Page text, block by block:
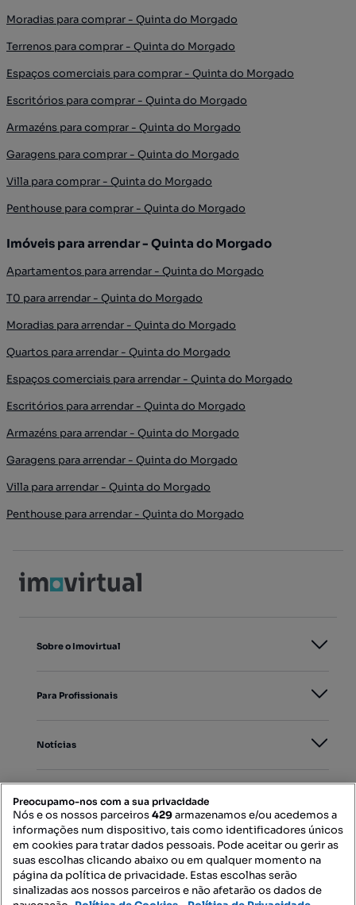
Moradias para comprar - Quinta do Morgado
Terrenos para comprar - Quinta do Morgado
Espaços comerciais para comprar - Quinta do Morgado
Escritórios para comprar - Quinta do Morgado
Armazéns para comprar - Quinta do Morgado
Garagens para comprar - Quinta do Morgado
Villa para comprar - Quinta do Morgado
Penthouse para comprar - Quinta do Morgado
Imóveis para arrendar - Quinta do Morgado
Apartamentos para arrendar - Quinta do Morgado
T0 para arrendar - Quinta do Morgado
Moradias para arrendar - Quinta do Morgado
Quartos para arrendar - Quinta do Morgado
Espaços comerciais para arrendar - Quinta do Morgado
Escritórios para arrendar - Quinta do Morgado
Armazéns para arrendar - Quinta do Morgado
Garagens para arrendar - Quinta do Morgado
Villa para arrendar - Quinta do Morgado
Penthouse para arrendar - Quinta do Morgado
Sobre o Imovirtual
Para Profissionais
Notícias
Mapa do Site
Contacte-nos
Preocupamo-nos com a sua privacidade
Nós e os nossos parceiros429armazenamos e/ou acedemos a
informações num dispositivo, tais como identificadores únicos
em cookies para tratar dados pessoais. Pode aceitar ou gerir as
suas escolhas clicando abaixo ou em qualquer momento na
página da política de privacidade. Estas escolhas serão
sinalizadas aos nossos parceiros e não afetarão os dados de